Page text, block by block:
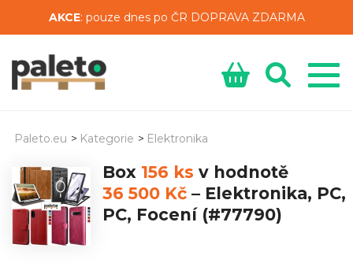
AKCE: pouze dnes po ČR DOPRAVA ZDARMA
Paleto.eu > Kategorie > Elektronika
Box 156 ks v hodnotě
36 500 Kč – Elektronika, PC,
PC, Focení(#77790)